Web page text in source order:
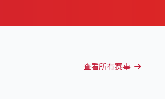
查看所有赛事